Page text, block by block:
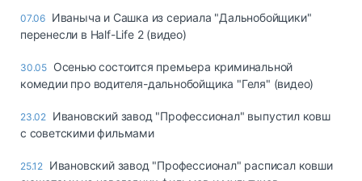
07.06 Иваныча и Сашка из сериала "Дальнобойщики"
перенесли в Half-Life 2 (видео)
30.05 Осенью состоится премьера криминальной
комедии про водителя-дальнобойщика "Геля" (видео)
23.02 Ивановский завод "Профессионал" выпустил ковш
с советскими фильмами
25.12 Ивановский завод "Профессионал" расписал ковши